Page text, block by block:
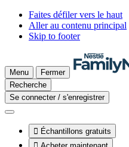
Faites défiler vers le haut
Aller au contenu principal
Skip to footer
Menu
Fermer
Recherche
Se connecter / s'enregistrer
 Échantillons gratuits